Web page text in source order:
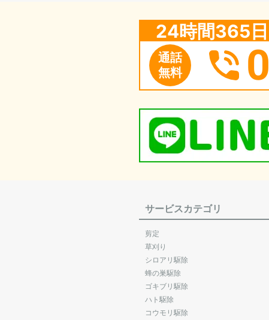
24時間365
通話
無料
サービスカテゴリ
剪定
草刈り
シロアリ駆除
蜂の巣駆除
ゴキブリ駆除
ハト駆除
コウモリ駆除